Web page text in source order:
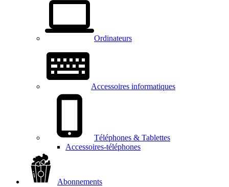
Ordinateurs
Accessoires informatiques
Téléphones & Tablettes
Accessoires-téléphones
Abonnements